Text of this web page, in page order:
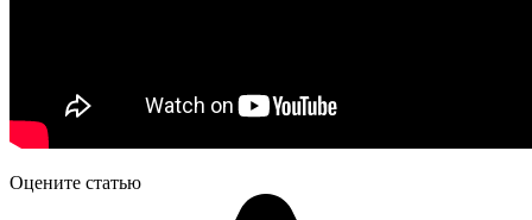
Оцените статью